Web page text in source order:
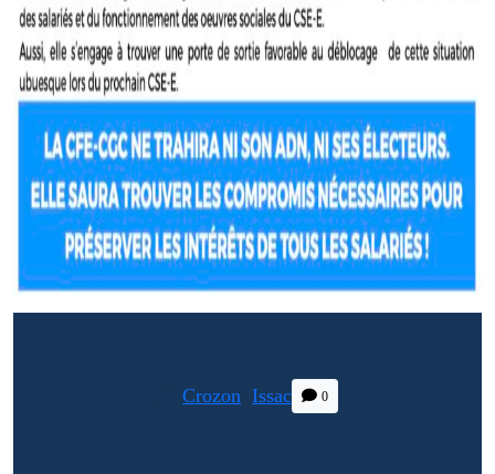
Crozon Issac 0